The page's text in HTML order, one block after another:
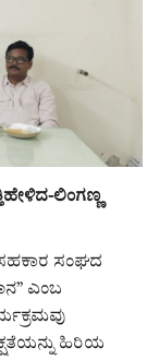
ಲಿಂಗಣ್ಣ
ಸಹಕಾರ ಸಂಘದ
ಎಂಬ
ಹಿರಿಯ